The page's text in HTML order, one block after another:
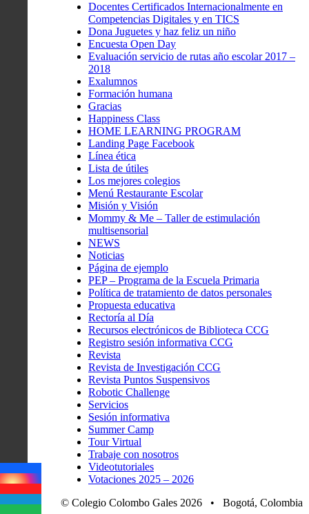
Docentes Certificados Internacionalmente en
Competencias Digitales y en TICS
Dona Juguetes y haz feliz un niño
Encuesta Open Day
Evaluación servicio de rutas año escolar 2017 –
2018
Exalumnos
Formación humana
Gracias
Happiness Class
HOME LEARNING PROGRAM
Landing Page Facebook
Línea ética
Lista de útiles
Los mejores colegios
Menú Restaurante Escolar
Misión y Visión
Mommy & Me – Taller de estimulación
multisensorial
NEWS
Noticias
Página de ejemplo
PEP – Programa de la Escuela Primaria
Política de tratamiento de datos personales
Propuesta educativa
Rectoría al Día
Recursos electrónicos de Biblioteca CCG
Registro sesión informativa CCG
Revista
Revista de Investigación CCG
Revista Puntos Suspensivos
Robotic Challenge
Servicios
Sesión informativa
Summer Camp
Tour Virtual
Trabaje con nosotros
Videotutoriales
Votaciones 2025 – 2026
© Colegio Colombo Gales 2026 • Bogotá, Colombia